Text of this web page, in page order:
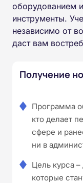
оборудованием
инструменты.
независимо от
даст вам
Получение
Программа
кто делает
сфере и
ни в
Цель курса –
которые